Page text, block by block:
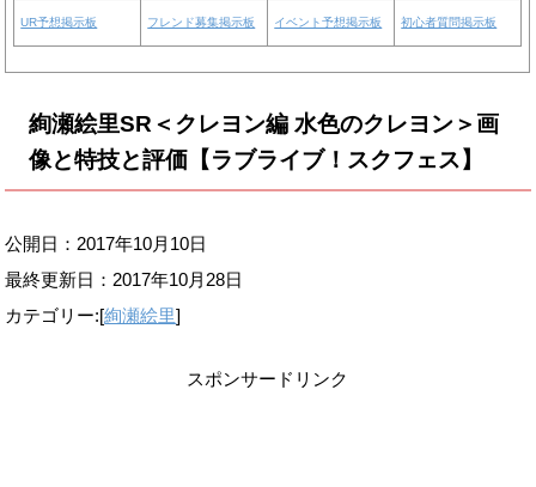
UR予想掲示板 フレンド募集掲示板 イベント予想掲示板 初心者質問掲示板
絢瀬絵里SR＜クレヨン編 水色のクレヨン＞画
像と特技と評価【ラブライブ！スクフェス】
公開日：2017年10月10日
最終更新日： 2017年10月28日
カテゴリー:[絢瀬絵里]
スポンサードリンク